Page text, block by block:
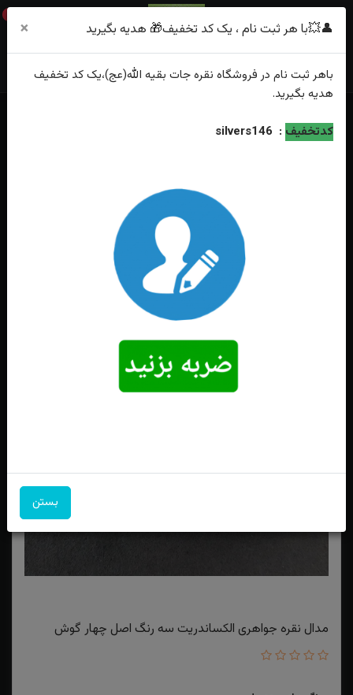
0
خانه
فهرست محصولات
مدال نقره جواهری الکساندریت سه رنگ اصل چهار گوش
مدال نقره جواهری الکساندریت سه رنگ اصل چهار گوش
👤💥با هر ثبت نام ، یک کد تخفیف🎁 هدیه بگیرید ×
باهر ثبت نام در فروشگاه نقره جات بقیه الله(عج)،یک کد تخفیف
هدیه بگیرید.
کدتخفیف :
silvers146
بستن